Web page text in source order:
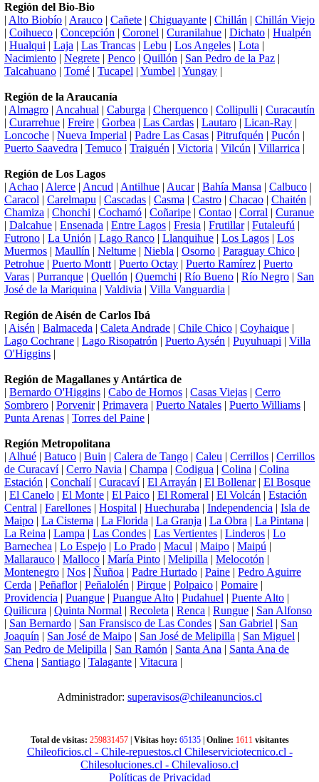
Región del Bio-Bio
| Alto Biobío | Arauco | Cañete | Chiguayante | Chillán | Chillán Viejo
| Coihueco | Concepción | Coronel | Curanilahue | Dichato | Hualpén
| Hualqui | Laja | Las Trancas | Lebu | Los Angeles | Lota |
Nacimiento | Negrete | Penco | Quillón | San Pedro de la Paz |
Talcahuano | Tomé | Tucapel | Yumbel | Yungay |
Región de la Araucanía
| Almagro | Ancahual | Caburga | Cherquenco | Collipulli | Curacautín
| Curarrehue | Freire | Gorbea | Las Cardas | Lautaro | Lican-Ray |
Loncoche | Nueva Imperial | Padre Las Casas | Pitrufquén | Pucón |
Puerto Saavedra | Temuco | Traiguén | Victoria | Vilcún | Villarrica |
Región de Los Lagos
| Achao | Alerce | Ancud | Antilhue | Aucar| Bahía Mansa | Calbuco |
Caracol | Carelmapu | Cascadas | Casma | Castro | Chacao | Chaitén |
Chamiza | Chonchi | Cochamó | Coñaripe | Contao | Corral | Curanue
| Dalcahue | Ensenada | Entre Lagos | Fresia | Frutillar| Futaleufú |
Futrono | La Unión | Lago Ranco | Llanquihue | Los Lagos | Los
Muermos | Maullín | Neltume | Niebla | Osorno | Paraguay Chico |
Petrohue | Puerto Montt | Puerto Octay | Puerto Ramírez | Puerto
Varas | Purranque | Quellón | Quemchi | Río Bueno | Río Negro | San
José de la Mariquina | Valdivia | Villa Vanguardia |
Región de Aisén de Carlos Ibá
| Aisén | Balmaceda | Caleta Andrade | Chile Chico | Coyhaique |
Lago Cochrane | Lago Risopatrón | Puerto Aysén | Puyuhuapi | Villa
O'Higgins |
Región de Magallanes y Antártica de
| Bernardo O'Higgins | Cabo de Hornos | Casas Viejas | Cerro
Sombrero | Porvenir| Primavera | Puerto Natales | Puerto Williams |
Punta Arenas | Torres del Paine |
Región Metropolitana
| Alhué | Batuco | Buin | Calera de Tango | Caleu | Cerrillos | Cerrillos
de Curacaví| Cerro Navia | Champa | Codigua | Colina | Colina
Estación | Conchalí| Curacaví| El Arrayán | El Bollenar| El Bosque
| El Canelo | El Monte | El Paico | El Romeral | El Volcán | Estación
Central | Farellones | Hospital | Huechuraba | Independencia | Isla de
Maipo | La Cisterna | La Florida | La Granja | La Obra | La Pintana |
La Reina | Lampa | Las Condes | Las Vertientes | Linderos | Lo
Barnechea | Lo Espejo | Lo Prado | Macul | Maipo | Maipú |
Mallarauco | Malloco | María Pinto | Melipilla | Melocotón |
Montenegro | Nos | Ñuñoa | Padre Hurtado | Paine | Pedro Aguirre
Cerda | Peñaflor| Peñalolén | Pirque | Polpaico | Pomaire |
Providencia | Puangue | Puangue Alto | Pudahuel | Puente Alto |
Quilicura | Quinta Normal | Recoleta | Renca | Rungue | San Alfonso
| San Bernardo | San Fransisco de Las Condes | San Gabriel | San
Joaquín | San José de Maipo | San José de Melipilla | San Miguel |
San Pedro de Melipilla | San Ramón | Santa Ana | Santa Ana de
Chena | Santiago | Talagante | Vitacura |
Administrador: superavisos@chileanuncios.cl
Total de visitas: 259831457| Visitas hoy: 65135| Online: 1611 visitantes
Chileoficios.cl - Chile-repuestos.cl Chileserviciotecnico.cl -
Chilesoluciones.cl - Chilevalioso.cl
Políticas de Privacidad